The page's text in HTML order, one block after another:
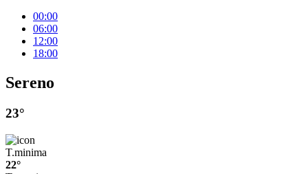
00:00
06:00
12:00
18:00
Sereno
23°
T.minima
22°